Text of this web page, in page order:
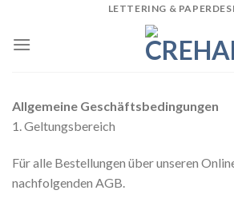
content
LETTERING &
Allgemeine Geschäftsbedingungen
1. Geltungsbereich
Für alle Bestellungen über unseren
nachfolgenden AGB.